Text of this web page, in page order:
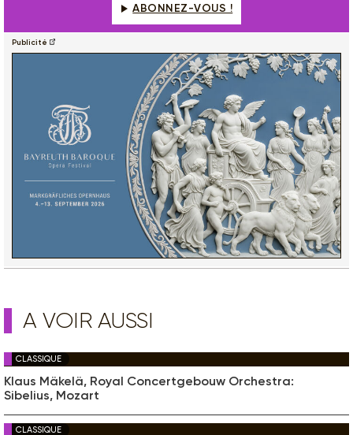
ABONNEZ-VOUS !
Publicité
A VOIR AUSSI
CLASSIQUE
Klaus Mäkelä, Royal Concertgebouw Orchestra:
Sibelius, Mozart
CLASSIQUE